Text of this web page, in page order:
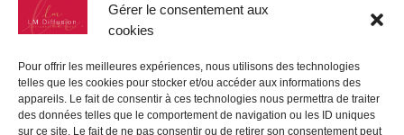
Gérer le consentement aux
cookies
Pour offrir les meilleures expériences, nous utilisons des technologies
telles que les cookies pour stocker et/ou accéder aux informations des
appareils. Le fait de consentir à ces technologies nous permettra de traiter
des données telles que le comportement de navigation ou les ID uniques
sur ce site. Le fait de ne pas consentir ou de retirer son consentement peut
Mon compte
